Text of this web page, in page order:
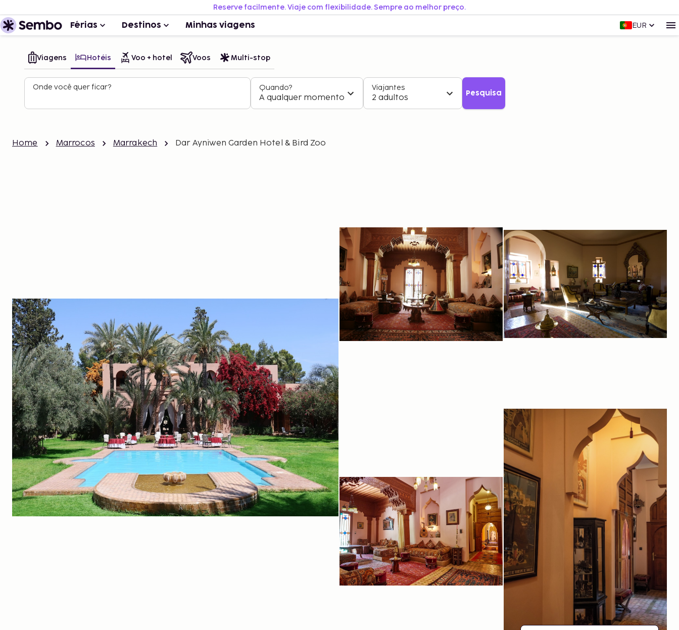
Reserve facilmente. Viaje com flexibilidade. Sempre ao melhor preço.
Férias Destinos Minhas viagens EUR
Viagens Hotéis Voo + hotel Voos Multi-stop
Onde você quer ficar? Quando?
A qualquer momento
Viajantes
2 adultos Pesquisa
Home Marrocos Marrakech Dar Ayniwen Garden Hotel & Bird Zoo